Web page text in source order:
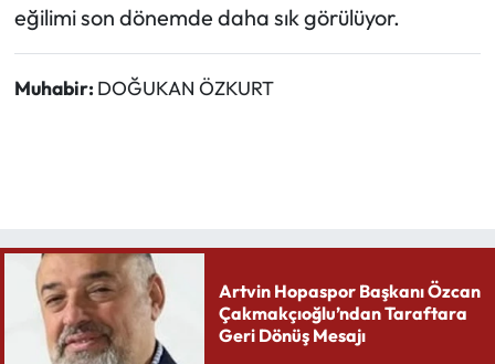
eğilimi son dönemde daha sık görülüyor.
Muhabir: DOĞUKAN ÖZKURT
Artvin Hopaspor Başkanı Özcan
Çakmakçıoğlu’ndan Taraftara
Geri Dönüş Mesajı